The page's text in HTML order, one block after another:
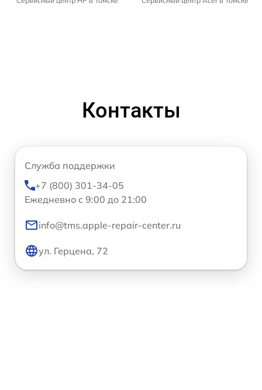
Контакты
Служба поддержки
+7 (800) 301-34-05
Ежедневно с 9:00 до 21:00
info@tms.apple-repair-center.ru
ул. Герцена, 72